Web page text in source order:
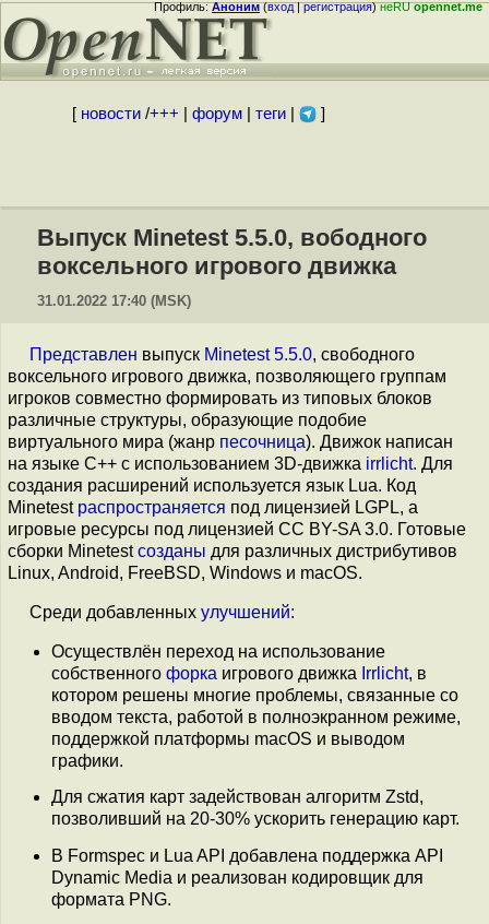
Профиль:Аноним(вход|регистрация)неRUopennet.me
[ новости/+++ форум| теги| ]
Выпуск Minetest 5.5.0, вободного
воксельного игрового движка
31.01.2022 17:40 (MSK)
Представлен выпуск Minetest 5.5.0, свободного
воксельного игрового движка, позволяющего группам
игроков совместно формировать из типовых блоков
различные структуры, образующие подобие
виртуального мира (жанр песочница). Движок написан
на языке С++ c использованием 3D-движка irrlicht. Для
создания расширений используется язык Lua. Код
Minetest распространяется под лицензией LGPL, а
игровые ресурсы под лицензией CC BY-SA 3.0. Готовые
сборки Minetestсозданы для различных дистрибутивов
Linux, Android, FreeBSD, Windows и macOS.
Среди добавленных улучшений:
Осуществлён переход на использование
собственного форка игрового движка Irrlicht, в
котором решены многие проблемы, связанные со
вводом текста, работой в полноэкранном режиме,
поддержкой платформы macOS и выводом
графики.
Для сжатия карт задействован алгоритм Zstd,
позволивший на 20-30% ускорить генерацию карт.
В Formspec и Lua API добавлена поддержка API
Dynamic Media и реализован кодировщик для
формата PNG.